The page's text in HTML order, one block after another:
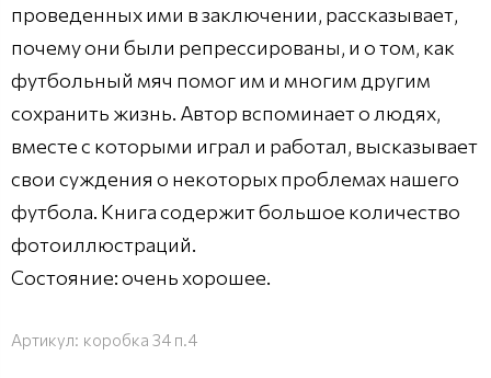
проведенных ими в заключении, рассказывает,
почему они были репрессированы, и о том, как
футбольный мяч помог им и многим другим
сохранить жизнь. Автор вспоминает о людях,
вместе с которыми играл и работал, высказывает
свои суждения о некоторых проблемах нашего
футбола. Книга содержит большое количество
фотоиллюстраций.
Состояние: очень хорошее.
Артикул: коробка 34 п.4